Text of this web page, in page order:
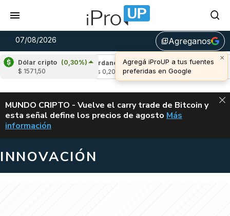
07/08/2026 library_addAgreganos
×
Agregá iProUP a tus fuentes
preferidas en Google
Dólar cripto (0,30%)
$ 1571,50
Cardano (6,87%)
u$s 0,20
Avalanche
u$s 6,42
ALERTA
MUNDO CRIPTO - Vuelve el carry trade de Bitcoin y
esta señal define los precios de agosto VUELVE EL
Más
información
INNOVACIÓN